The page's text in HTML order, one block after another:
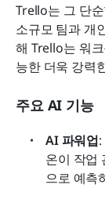
Trello는 그 단
소규모 팀과 개
해 Trello는 워
능한 더욱 강력
주요 AI 기능
AI 파워업
온이 작업
으로 예측